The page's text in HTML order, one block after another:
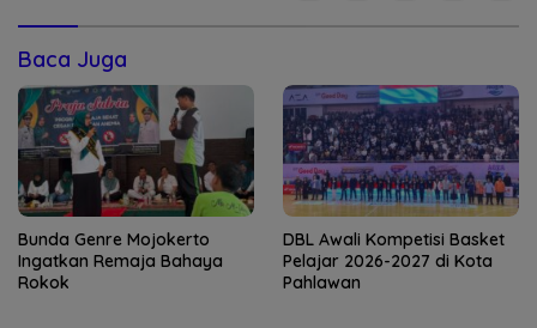
Baca Juga
Bunda Genre Mojokerto
Ingatkan Remaja Bahaya
Rokok
DBL Awali Kompetisi Basket
Pelajar 2026-2027 di Kota
Pahlawan